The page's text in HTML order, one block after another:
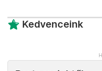
Kedvenceink